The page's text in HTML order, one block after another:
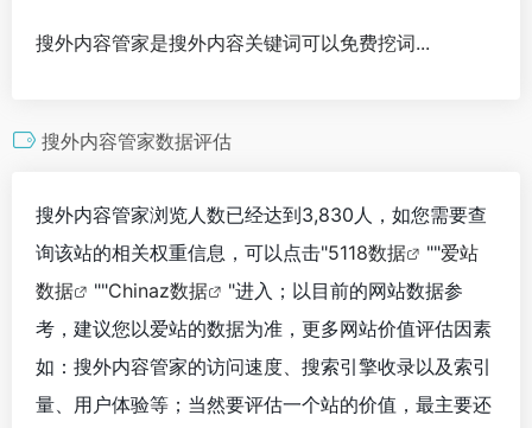
搜外内容管家是搜外内容关键词可以免费挖词...
搜外内容管家数据评估
搜外内容管家浏览人数已经达到3,830人，如您需要查
询该站的相关权重信息，可以点击"5118数据 ""爱站
数据
""Chinaz数据
"进入；以目前的网站数据参
考，建议您以爱站的数据为准，更多网站价值评估因素
如：搜外内容管家的访问速度、搜索引擎收录以及索引
量、用户体验等；当然要评估一个站的价值，最主要还